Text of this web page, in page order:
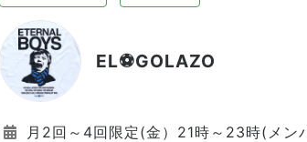
EL⚽GOLAZO
月2回～4回限定(金）21時～23時(メン